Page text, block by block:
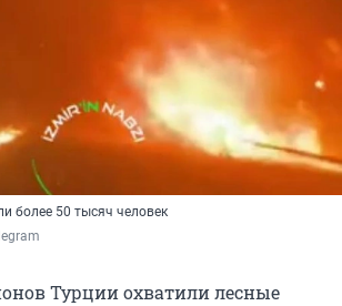
более 50 тысяч человек
Турции охватили лесные